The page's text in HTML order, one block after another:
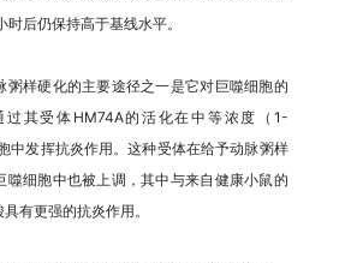
后仍保持高于基线水平。
粥样硬化的主要途径之一是它对巨噬细胞的
过其受体HM74A的活化在中等浓度（1-
中发挥抗炎作用。这种受体在给予动脉粥样
噬细胞中也被上调，其中与来自健康小鼠的
有更强的抗炎作用。